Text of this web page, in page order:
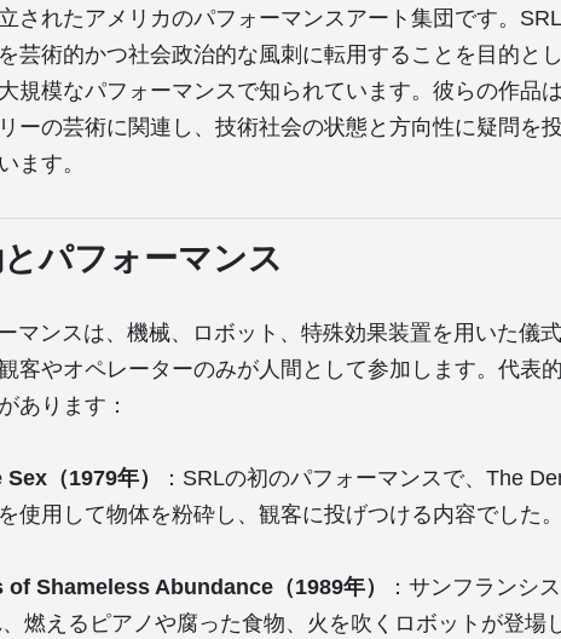
されたアメリカのパフォーマンスアート集団です。
芸術的かつ社会政治的な風刺に転用することを目的と
規模なパフォーマンスで知られています。彼らの作品
ーの芸術に関連し、技術社会の状態と方向性に疑問を
ます。
パフォーマンス
マンスは、機械、ロボット、特殊効果装置を用いた儀
客やオペレーターのみが人間として参加します。代表
あります：
（1979年）
：SRLの初のパフォーマンスで、The
使用して物体を粉砕し、観客に投げつける内容でした。
Shameless Abundance（1989年）
：サンフランシ
燃えるピアノや腐った食物、火を吹くロボットが登場